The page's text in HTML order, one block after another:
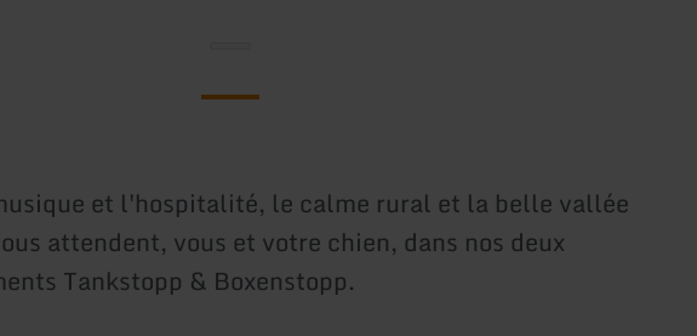
et l'hospitalité, le calme rural et la belle vallée
attendent, vous et votre chien, dans nos deux
Tankstopp & Boxenstopp.